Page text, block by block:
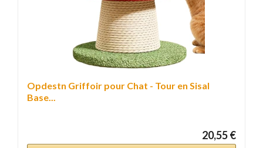
Opdestn Griffoir pour Chat - Tour en Sisal
Base...
20,55 €